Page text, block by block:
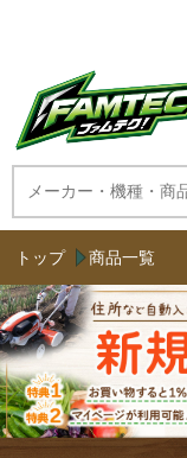
トップ 商品一覧